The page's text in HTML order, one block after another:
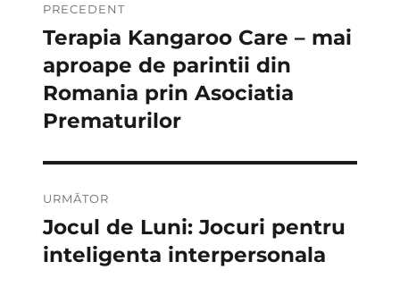
în
articole
PRECEDENT
Articolul
anterior:
Terapia Kangaroo Care – mai
aproape de parintii din
Romania prin Asociatia
Prematurilor
URMĂTOR
Articolul
următor:
Jocul de Luni: Jocuri pentru
inteligenta interpersonala